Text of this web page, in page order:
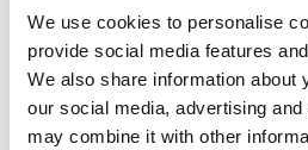
We use cookies to personalise
provide social media features
We also share information about
our social media, advertising
may combine it with other
pueden realizar sus proyectos
empresas o centros de
alumnado del Máster en
Organizaciones desarrolla su
internacional en
actividad o ambición